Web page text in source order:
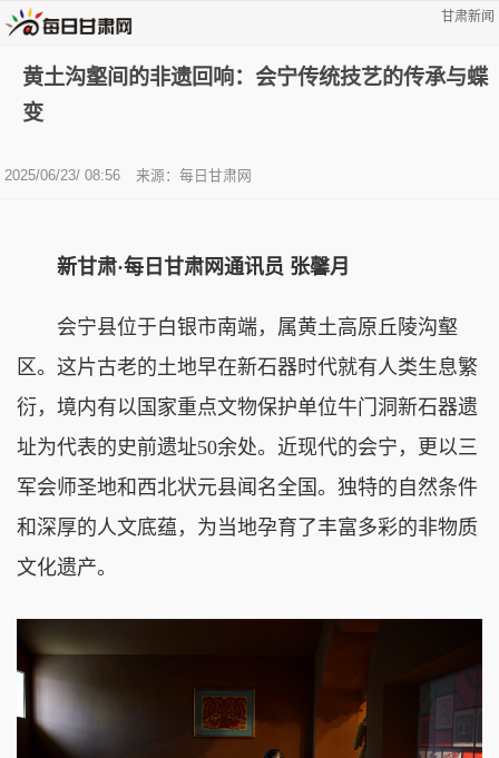
甘肃新闻
黄土沟壑间的非遗回响：会宁传统技艺的传承与蝶
变
2025/06/23/ 08:56 来源：每日甘肃网
新甘肃·每日甘肃网通讯员 张馨月
会宁县位于白银市南端，属黄土高原丘陵沟壑
区。这片古老的土地早在新石器时代就有人类生息繁
衍，境内有以国家重点文物保护单位牛门洞新石器遗
址为代表的史前遗址50余处。近现代的会宁，更以三
军会师圣地和西北状元县闻名全国。独特的自然条件
和深厚的人文底蕴，为当地孕育了丰富多彩的非物质
文化遗产。